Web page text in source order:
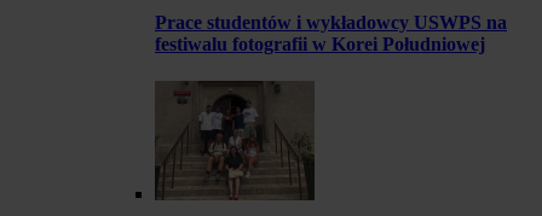
Prace studentów i wykładowcy USWPS na
festiwalu fotografii w Korei Południowej